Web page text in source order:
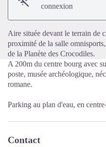
connexion
Aire située devant le terrain de
proximité de la salle
de la Planète des Crocodiles.
A 200m du centre bourg avec
poste, musée archéologique,
romane.
Parking au plan d'eau, en
Contact